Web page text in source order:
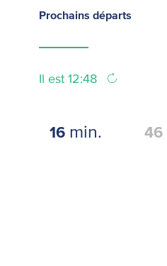
Prochains départs
Il est 12:48
16 min. 46